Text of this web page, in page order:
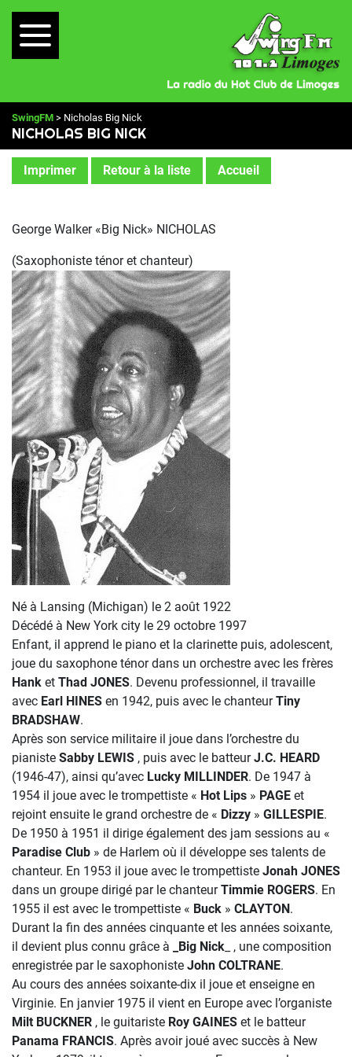
SwingFM > Nicholas Big Nick
NICHOLAS BIG NICK
Imprimer Retour à la liste Accueil
George Walker «Big Nick» NICHOLAS
(Saxophoniste ténor et chanteur)
Né à Lansing (Michigan) le 2 août 1922
Décédé à New York city le 29 octobre 1997
Enfant, il apprend le piano et la clarinette puis, adolescent,
joue du saxophone ténor dans un orchestre avec les frères
Hank et Thad JONES. Devenu professionnel, il travaille
avec Earl HINES en 1942, puis avec le chanteurTiny
BRADSHAW.
Après son service militaire il joue dans l’orchestre du
pianiste Sabby LEWIS , puis avec le batteurJ.C. HEARD
(1946-47), ainsi qu’avec Lucky MILLINDER. De 1947 à
1954 il joue avec le trompettiste « Hot Lips » PAGE et
rejoint ensuite le grand orchestre de « Dizzy » GILLESPIE.
De 1950 à 1951 il dirige également des jam sessions au «
Paradise Club » de Harlem où il développe ses talents de
chanteur. En 1953 il joue avec le trompettiste Jonah JONES
dans un groupe dirigé par le chanteurTimmie ROGERS. En
1955 il est avec le trompettiste « Buck » CLAYTON.
Durant la fin des années cinquante et les années soixante,
il devient plus connu grâce à
_Big Nick _ , une composition
enregistrée par le saxophoniste John COLTRANE.
Au cours des années soixante-dix il joue et enseigne en
Virginie. En janvier 1975 il vient en Europe avec l’organiste
Milt BUCKNER , le guitariste Roy GAINES et le batteur
Panama FRANCIS. Après avoir joué avec succès à New